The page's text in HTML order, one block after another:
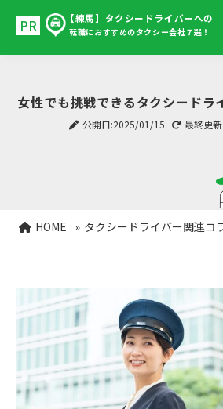
【練馬】タクシードライバーへの
転職におすすめのタクシー会社７選！
女性でも挑戦できるタクシードラ
公開日:2025/01/15 最終更
HOME » タクシードライバー関連コ